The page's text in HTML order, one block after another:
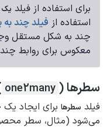
برای استفاده از فیلد یک
استفاده از فیلد چند
چند به شکل مستقل
معکوس برای روابط
سطرها ( one2many
فیلد سطرها برای ایجاد
می‌شود (مثال، سطر